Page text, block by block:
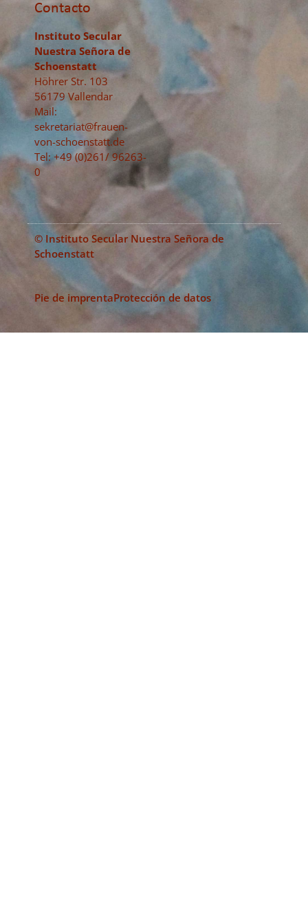
Contacto
Instituto Secular
Nuestra Señora de
Schoenstatt
Höhrer Str. 103
56179 Vallendar
Mail:
sekretariat@frauen-
von-schoenstatt.de
Tel: +49 (0)261/ 96263-
0
© Instituto Secular Nuestra Señora de
Schoenstatt
Pie de imprentaProtección de datos